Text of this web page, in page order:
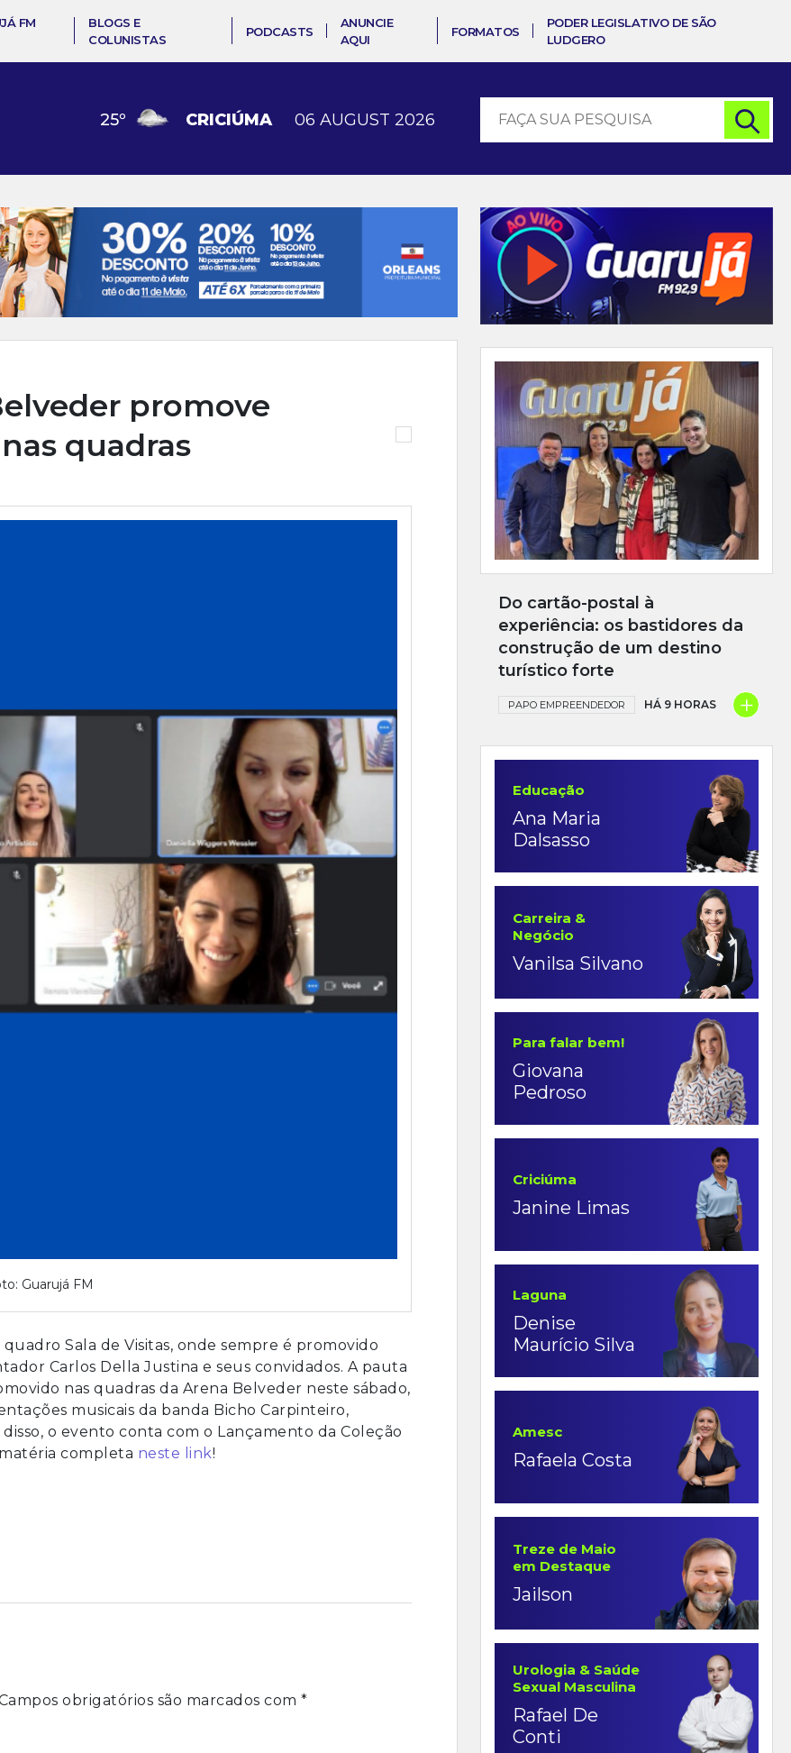
FM
BLOGS E
COLUNISTAS
PODCASTS
ANUNCIE
AQUI
FORMATOS
PODER LEGISLATIVO DE SÃO
LUDGERO
25º CRICIÚMA 06 AUGUST 2026
promove
quadras
Guarujá FM
Sala de Visitas, onde sempre é promovido
Carlos Della Justina e seus convidados. A pauta
nas quadras da Arena Belveder neste sábado,
musicais da banda Bicho Carpinteiro,
o evento conta com o Lançamento da Coleção
completa neste link!
obrigatórios são marcados com *
Do cartão-postal à
experiência: os bastidores da
construção de um destino
turístico forte
PAPO EMPREENDEDOR HÁ 9 HORAS +
Educação
Ana Maria
Dalsasso
Carreira &
Negócio
Vanilsa Silvano
Para falar bem!
Giovana
Pedroso
Criciúma
Janine Limas
Laguna
Denise
Maurício Silva
Amesc
Rafaela Costa
Treze de Maio
em Destaque
Jailson
Urologia & Saúde
Sexual Masculina
Rafael De
Conti